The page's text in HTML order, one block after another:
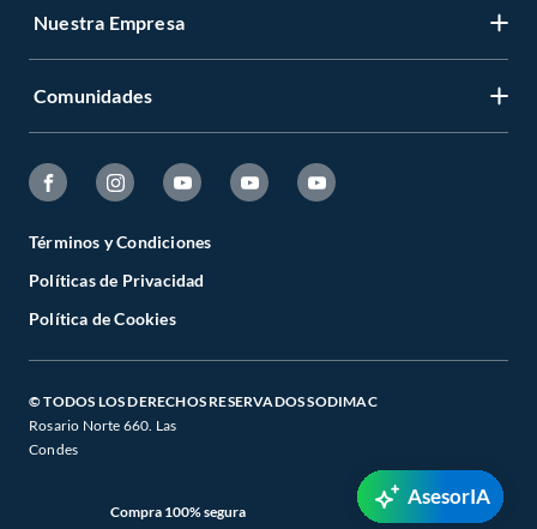
Nuestra Empresa
Comunidades
Términos y Condiciones
Políticas de Privacidad
Política de Cookies
© TODOS LOS DERECHOS RESERVADOS SODIMAC
Rosario Norte 660. Las
Condes
Compra 100% segura
AsesorIA